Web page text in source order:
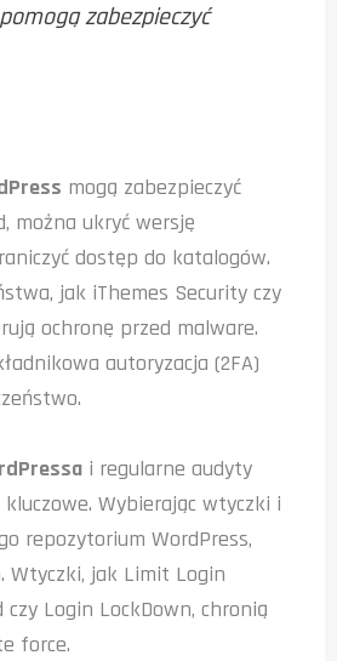
zabezpieczyć
mogą zabezpieczyć
można ukryć wersję
dostęp do katalogów.
jak iThemes Security czy
ochronę przed malware.
autoryzacja (2FA)
i regularne audyty
Wybierając wtyczki i
repozytorium WordPress,
Wtyczki, jak Limit Login
Login LockDown, chronią
force.